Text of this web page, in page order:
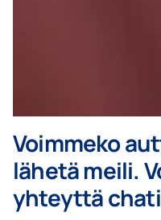
Voimmeko
lähetä meili.
yhteyttä